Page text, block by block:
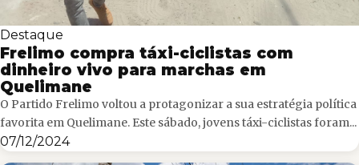
Destaque
Frelimo compra táxi-ciclistas com
dinheiro vivo para marchas em
Quelimane
O Partido Frelimo voltou a protagonizar a sua estratégia política
favorita em Quelimane. Este sábado, jovens táxi-ciclistas foram...
07/12/2024